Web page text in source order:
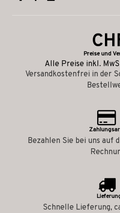
Preise und
Alle Preise inkl.
Versandkostenfrei in der
Bezahlen Sie bei uns auf
Schnelle Lieferung,